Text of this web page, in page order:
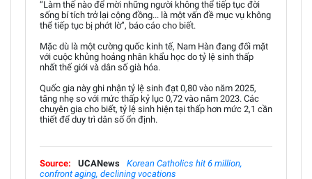
“Làm thế nào để mời những người không thể tiếp tục đời
sống bí tích trở lại cộng đồng... là một vấn đề mục vụ không
thể tiếp tục bị phớt lờ”, báo cáo cho biết.
Mặc dù là một cường quốc kinh tế, Nam Hàn đang đối mặt
với cuộc khủng hoảng nhân khẩu học do tỷ lệ sinh thấp
nhất thế giới và dân số già hóa.
Quốc gia này ghi nhận tỷ lệ sinh đạt 0,80 vào năm 2025,
tăng nhẹ so với mức thấp kỷ lục 0,72 vào năm 2023. Các
chuyên gia cho biết, tỷ lệ sinh hiện tại thấp hơn mức 2,1 cần
thiết để duy trì dân số ổn định.
Source: UCANews
Korean Catholics hit 6 million,
confront aging, declining vocations